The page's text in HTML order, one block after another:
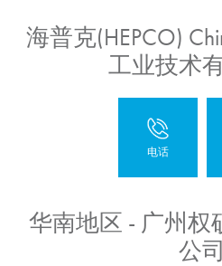
海普克(HEPCO)
工业技术
华南地区 - 广州权
公司